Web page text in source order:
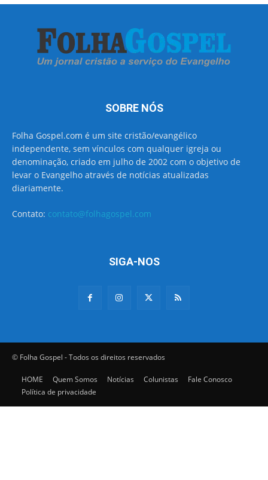
SOBRE NÓS
Folha Gospel.com é um site cristão/evangélico
independente, sem vínculos com qualquer igreja ou
denominação, criado em julho de 2002 com o objetivo de
levar o Evangelho através de notícias atualizadas
diariamente.
Contato: contato@folhagospel.com
SIGA-NOS
© Folha Gospel - Todos os direitos reservados
HOME Quem Somos Notícias Colunistas
Fale Conosco
Política de privacidade